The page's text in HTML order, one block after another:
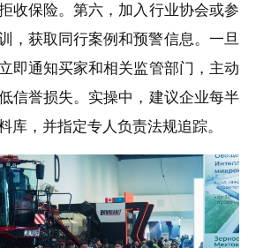
收保险。第六，加入行业协会或参
，获取同行案例和预警信息。一旦
即通知买家和相关监管部门，主动
信誉损失。实操中，建议企业每半
库，并指定专人负责法规追踪。